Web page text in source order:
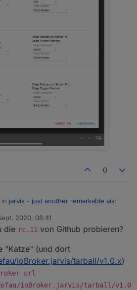
0
in jarvis - just another remarkable vis:
sagte injarvis - just another
der neuen Version zeigt er die
an
2020, 08:41
die rc.11 von Github probieren?
"Katze" (und dort
ioBroker.jarvis/tarball/v1.0.x)
url
ioBroker.jarvis/tarball/v1.0